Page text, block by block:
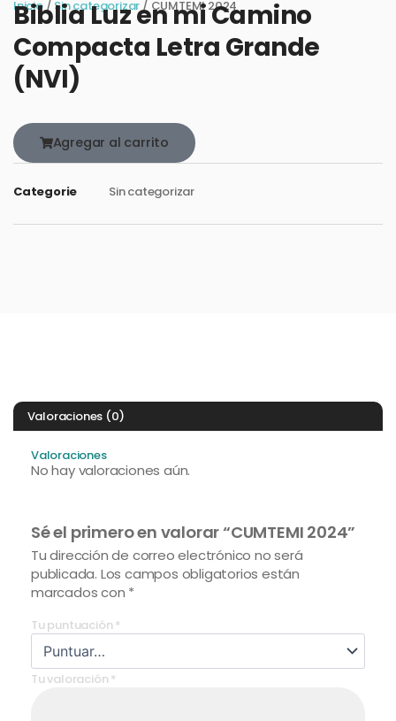
Inicio/ Sin categorizar / CUMTEMI 2024
Biblia Luz en mi Camino
Compacta Letra Grande
(NVI)
Agregar al carrito
Categorie Sin categorizar
Valoraciones (0)
Valoraciones
No hay valoraciones aún.
Sé el primero en valorar “CUMTEMI 2024”
Tu dirección de correo electrónico no será
publicada. Los campos obligatorios están
marcados con *
Tu puntuación *
Tu valoración *